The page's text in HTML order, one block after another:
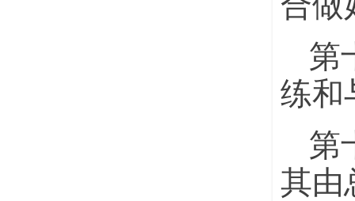
第
练和
第
其由